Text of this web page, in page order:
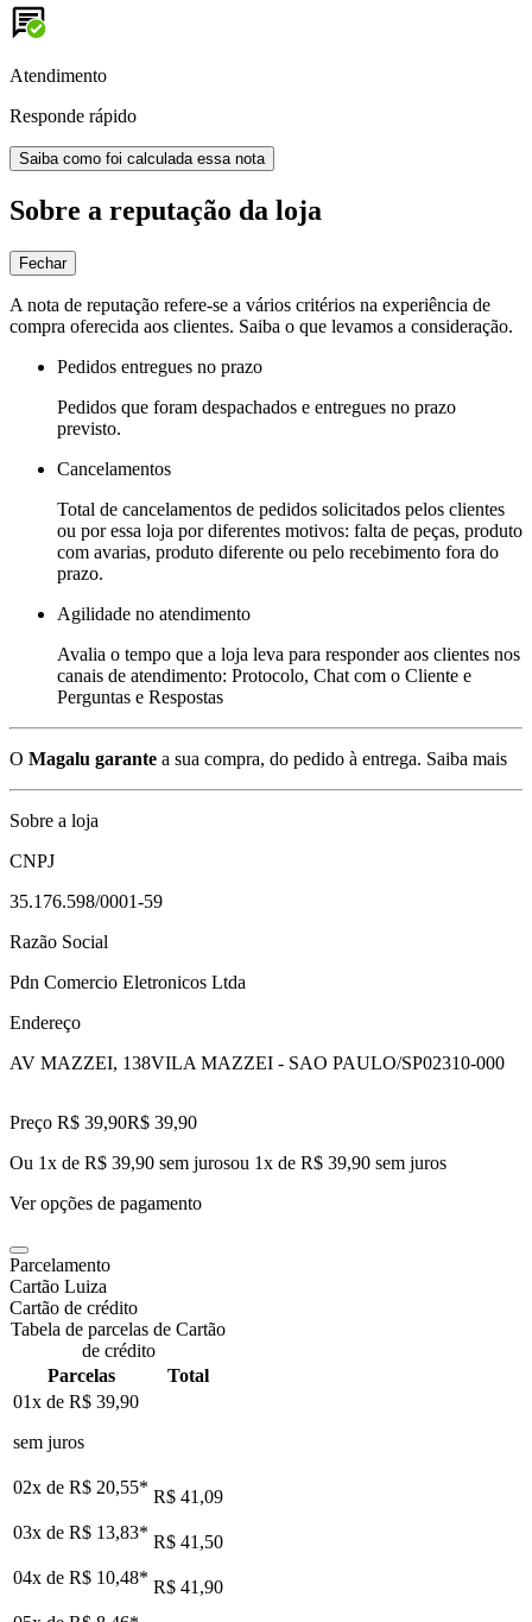
Atendimento
Responde rápido
Saiba como foi calculada essa nota
Sobre a reputação da loja
Fechar
A nota de reputação refere-se a vários critérios na experiência de
compra oferecida aos clientes. Saiba o que levamos a consideração.
Pedidos entregues no prazo
Pedidos que foram despachados e entregues no prazo
previsto.
Cancelamentos
Total de cancelamentos de pedidos solicitados pelos clientes
ou por essa loja por diferentes motivos: falta de peças, produto
com avarias, produto diferente ou pelo recebimento fora do
prazo.
Agilidade no atendimento
Avalia o tempo que a loja leva para responder aos clientes nos
canais de atendimento: Protocolo, Chat com o Cliente e
Perguntas e Respostas
O Magalu garante a sua compra, do pedido à entrega. Saiba mais
Sobre a loja
CNPJ
35.176.598/0001-59
Razão Social
Pdn Comercio Eletronicos Ltda
Endereço
AV MAZZEI, 138VILA MAZZEI - SAO PAULO/SP02310-000
Preço R$ 39,90R$ 39,90
Ou 1x de R$ 39,90 sem jurosou 1x de R$ 39,90 sem juros
Ver opções de pagamento
Parcelamento
Cartão Luiza
Cartão de crédito
Tabela de parcelas de Cartão
de crédito
Parcelas
Total
01x de R$ 39,90
sem juros
02x de R$ 20,55* R$ 41,09
03x de R$ 13,83* R$ 41,50
04x de R$ 10,48* R$ 41,90